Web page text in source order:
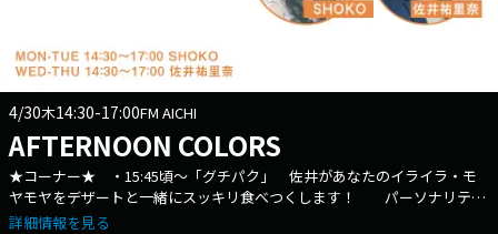
4/30木14:30-17:00FM AICHI
AFTERNOON COLORS
★コーナー★ ・15:45頃～「グチパク」 佐井があなたのイライラ・モ
ヤモヤをデザートと一緒にスッキリ食べつくします！ パーソナリティ
は月～火はSHOKO、水～木は佐井祐里奈がお届けします。 番組X→
詳細情報を見る